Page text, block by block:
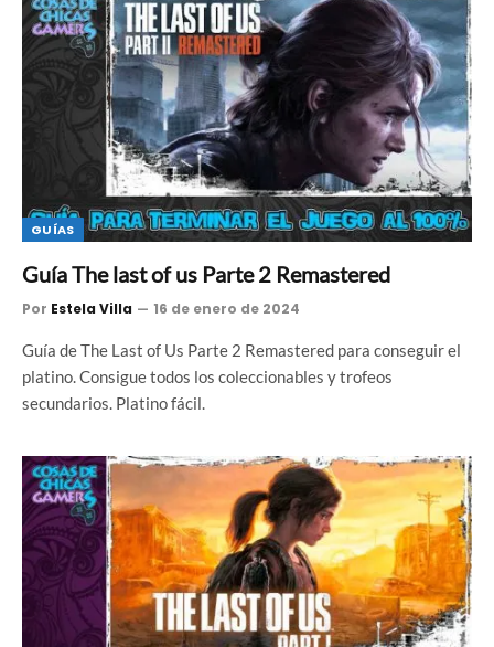
GUÍAS
Guía The last of us Parte 2 Remastered
Por Estela Villa 16 de enero de 2024
Guía de The Last of Us Parte 2 Remastered para conseguir el
platino. Consigue todos los coleccionables y trofeos
secundarios. Platino fácil.